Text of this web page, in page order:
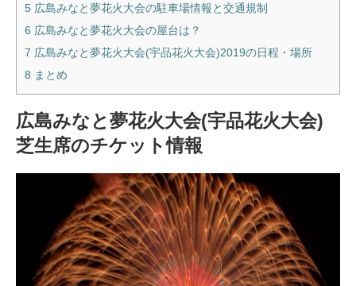
5 広島みなと夢花火大会の駐車場情報と交通規制
6 広島みなと夢花火大会の屋台は？
7 広島みなと夢花火大会(宇品花火大会)2019の日程・場所
8 まとめ
広島みなと夢花火大会(宇品花火大会)
芝生席のチケット情報